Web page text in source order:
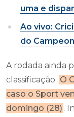
uma e
Ao vivo:
do
A rodada ainda
classificação. O
caso o Sport
domingo (28) .